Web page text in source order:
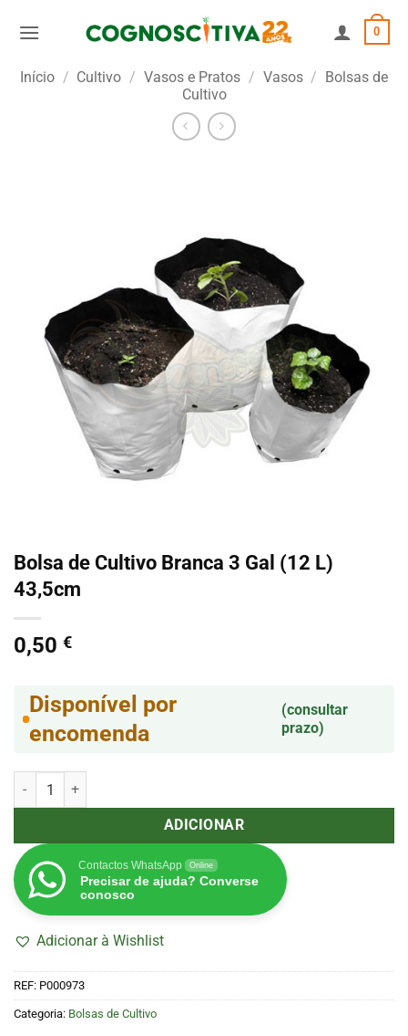
0
Início / Cultivo / Vasos e Pratos / Vasos / Bolsas de
Cultivo
Bolsa de Cultivo Branca 3 Gal (12 L)
43,5cm
0,50 €
Disponível por
encomenda
(consultar
prazo)
Quantidade de Bolsa de Cultivo Branca 3 Gal (12 L) 43,5cm
ADICIONAR
Contactos WhatsApp Online
Precisar de ajuda? Converse
conosco
Adicionar à Wishlist
REF: P000973
Categoria: Bolsas de Cultivo